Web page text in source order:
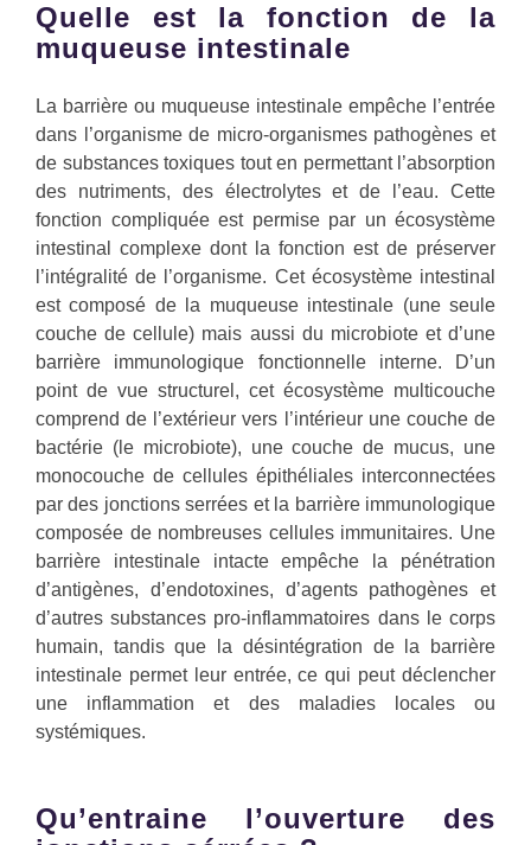
Quelle est la fonction de la
muqueuse intestinale
La barrière ou muqueuse intestinale empêche l’entrée
dans l’organisme de micro-organismes pathogènes et
de substances toxiques tout en permettant l’absorption
des nutriments, des électrolytes et de l’eau. Cette
fonction compliquée est permise par un écosystème
intestinal complexe dont la fonction est de préserver
l’intégralité de l’organisme. Cet écosystème intestinal
est composé de la muqueuse intestinale (une seule
couche de cellule) mais aussi du microbiote et d’une
barrière immunologique fonctionnelle interne. D’un
point de vue structurel, cet écosystème multicouche
comprend de l’extérieur vers l’intérieur une couche de
bactérie (le microbiote), une couche de mucus, une
monocouche de cellules épithéliales interconnectées
par des jonctions serrées et la barrière immunologique
composée de nombreuses cellules immunitaires. Une
barrière intestinale intacte empêche la pénétration
d’antigènes, d’endotoxines, d’agents pathogènes et
d’autres substances pro-inflammatoires dans le corps
humain, tandis que la désintégration de la barrière
intestinale permet leur entrée, ce qui peut déclencher
une inflammation et des maladies locales ou
systémiques.
Qu’entraine l’ouverture des